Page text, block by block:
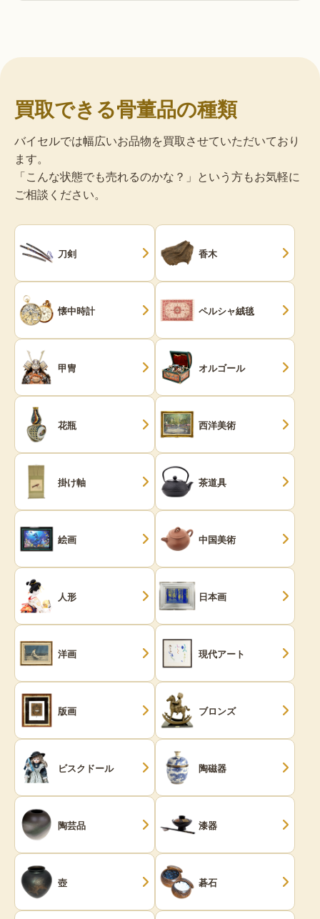
買取できる骨董品の種類
バイセルでは幅広いお品物を買取させていただいており
ます。
「こんな状態でも売れるのかな？」という方もお気軽に
ご相談ください。
刀剣 香木
懐中時計 ペルシャ絨毯
甲冑 オルゴール
花瓶 西洋美術
掛け軸 茶道具
絵画 中国美術
人形 日本画
洋画 現代アート
版画 ブロンズ
ビスクドール 陶磁器
陶芸品 漆器
壺 碁石